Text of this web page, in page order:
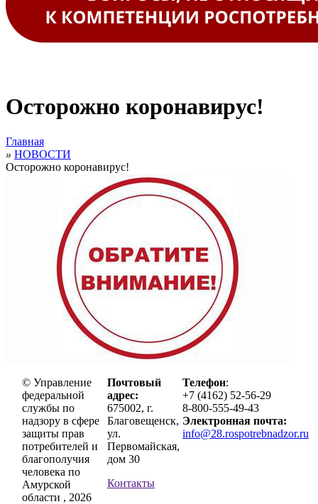
Осторожно коронавирус!
Главная
» НОВОСТИ
Осторожно коронавирус!
© Управление
федеральной
службы по
надзору в сфере
защиты прав
потребителей и
благополучия
человека по
Амурской
области , 2026
Почтовый
адрес:
675002, г.
Благовещенск,
ул.
Первомайская,
дом 30
Контакты
Телефон:
+7 (4162) 52-56-29
8-800-555-49-43
Электронная почта:
info@28.rospotrebnadzor.ru